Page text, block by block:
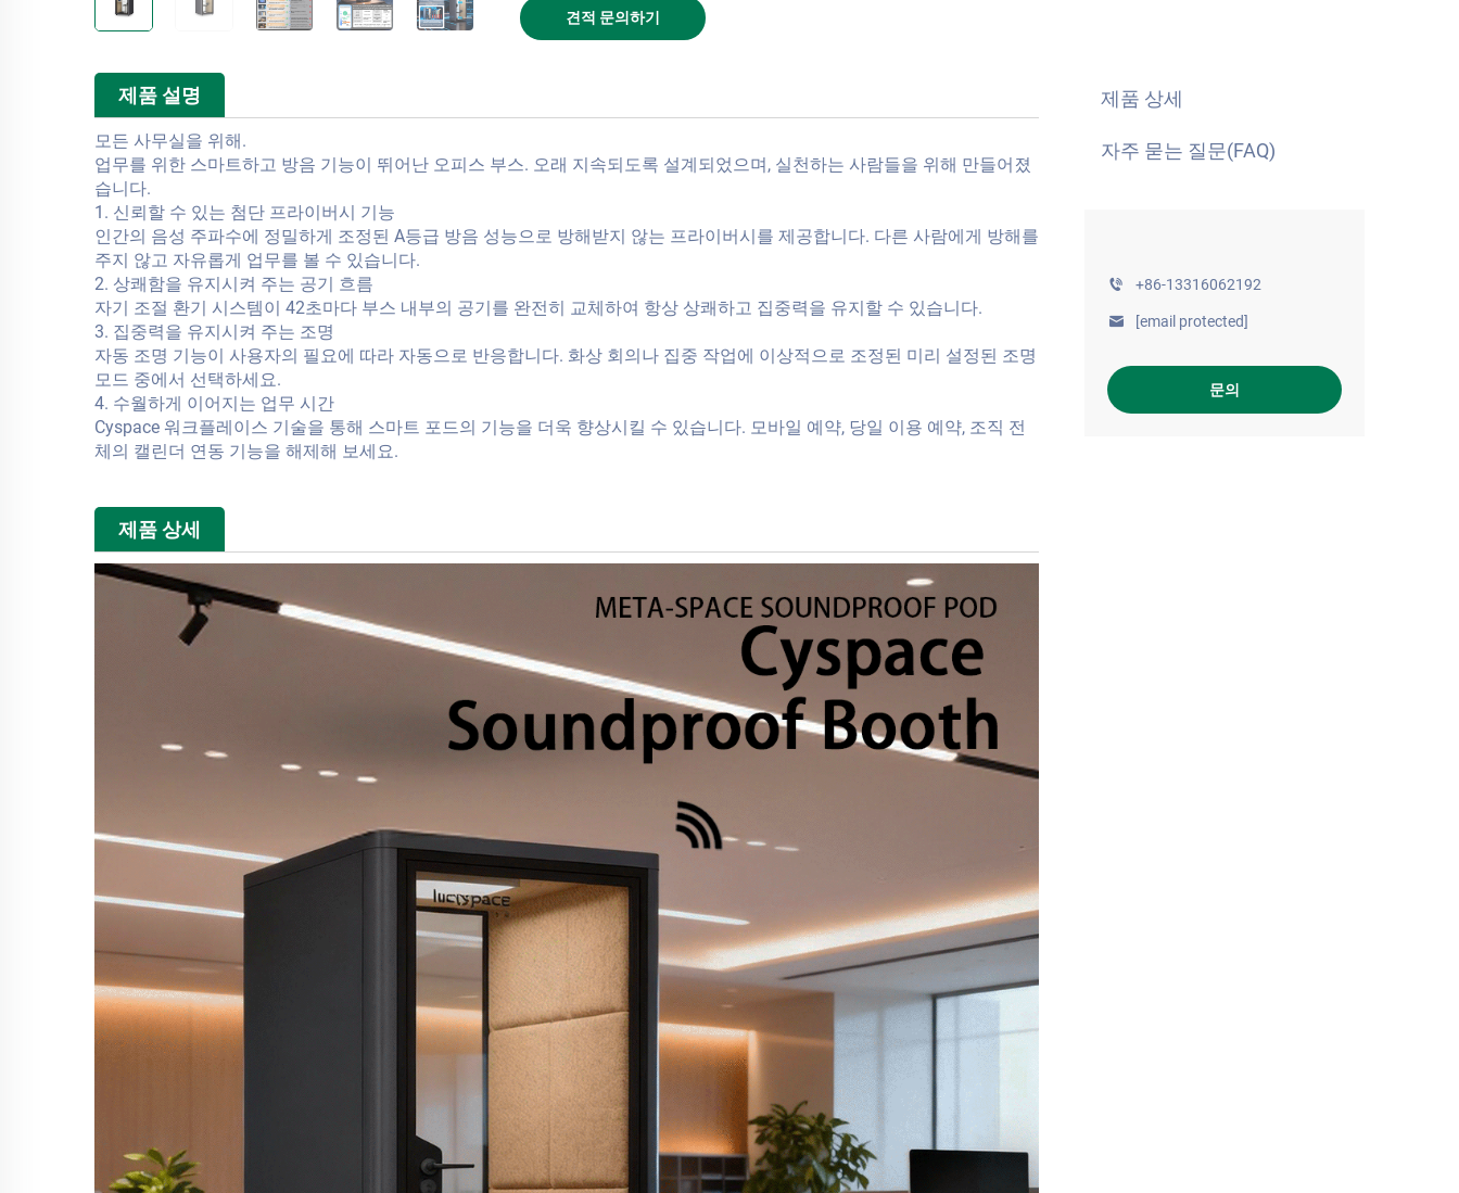
견적 문의하기
제품 상세
자주 묻는 질문(FAQ)
+86-13316062192
[email protected]
문의
제품 설명
모든 사무실을 위해.
업무를 위한 스마트하고 방음 기능이 뛰어난 오피스 부스. 오래 지속되도록 설계되었으며, 실천하는 사람들을 위해 만들어졌
습니다.
1. 신뢰할 수 있는 첨단 프라이버시 기능
인간의 음성 주파수에 정밀하게 조정된 A등급 방음 성능으로 방해받지 않는 프라이버시를 제공합니다. 다른 사람에게 방해를
주지 않고 자유롭게 업무를 볼 수 있습니다.
2. 상쾌함을 유지시켜 주는 공기 흐름
자기 조절 환기 시스템이 42초마다 부스 내부의 공기를 완전히 교체하여 항상 상쾌하고 집중력을 유지할 수 있습니다.
3. 집중력을 유지시켜 주는 조명
자동 조명 기능이 사용자의 필요에 따라 자동으로 반응합니다. 화상 회의나 집중 작업에 이상적으로 조정된 미리 설정된 조명
모드 중에서 선택하세요.
4. 수월하게 이어지는 업무 시간
Cyspace 워크플레이스 기술을 통해 스마트 포드의 기능을 더욱 향상시킬 수 있습니다. 모바일 예약, 당일 이용 예약, 조직 전
체의 캘린더 연동 기능을 해제해 보세요.
제품 상세